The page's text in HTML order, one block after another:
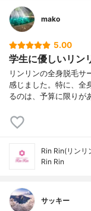
営業時間（土日祝）
利用店舗の変更
予約方法
キャンセル受付時間
利用者の主な年代
女性専門店
保証
mako
5.00
学生に優しいリン
リンリンの全身脱毛サ
感じました。特に、全
るのは、予算に限りが
Rin Rin(リンリ
Rin Rin
サッキー